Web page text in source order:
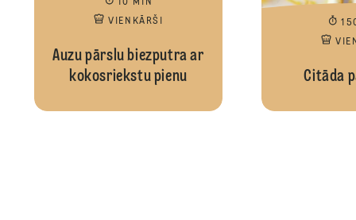
10 MIN
VIENKĀRŠI
Auzu pārslu biezputra ar
kokosriekstu pienu
Citāda